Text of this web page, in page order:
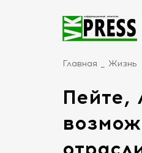
Главная Жизнь
Пейте,